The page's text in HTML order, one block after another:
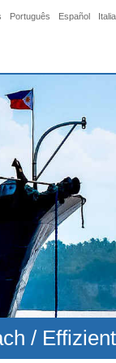
Português Español
/ Effizient